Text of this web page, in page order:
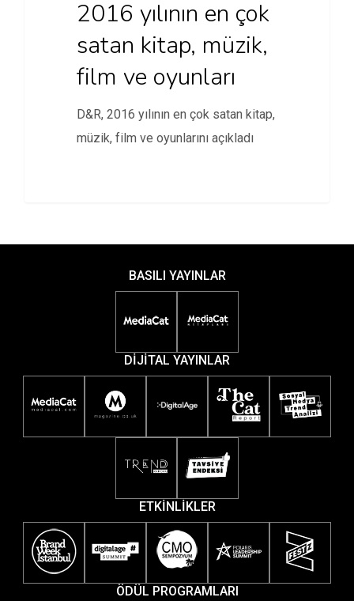
2016 yılının en çok
satan kitap, müzik,
film ve oyunları
D&R, 2016 yılının en çok satan kitap,
müzik, film ve oyunlarını açıkladı
BASILI YAYINLAR
DİJİTAL YAYINLAR
ETKİNLİKLER
ÖDÜL PROGRAMLARI